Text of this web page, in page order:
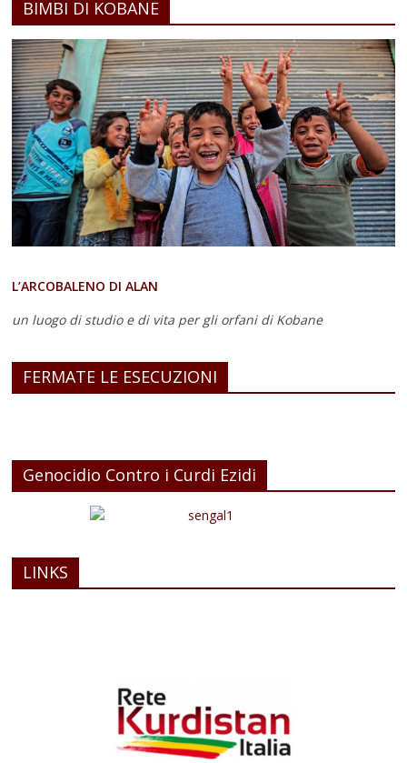
BIMBI DI KOBANE
L’ARCOBALENO DI ALAN
un luogo di studio e di vita per gli orfani di Kobane
FERMATE LE ESECUZIONI
Genocidio Contro i Curdi Ezidi
LINKS